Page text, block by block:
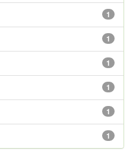
1
1
1
1
1
1